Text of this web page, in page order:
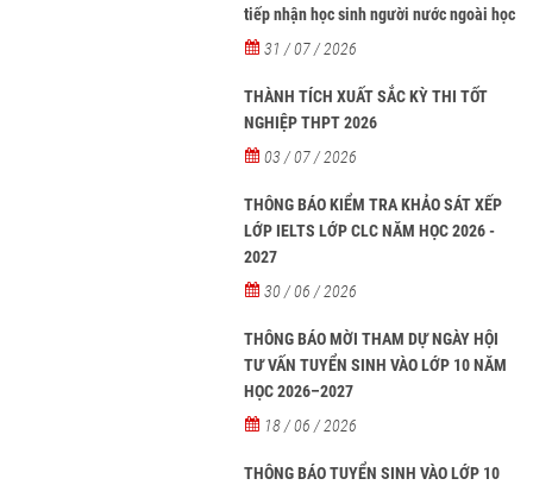
tiếp nhận học sinh người nước ngoài học
tại các trường từ năm học 2026-2027
31 / 07 / 2026
THÀNH TÍCH XUẤT SẮC KỲ THI TỐT
NGHIỆP THPT 2026
03 / 07 / 2026
THÔNG BÁO KIỂM TRA KHẢO SÁT XẾP
LỚP IELTS LỚP CLC NĂM HỌC 2026 -
2027
30 / 06 / 2026
THÔNG BÁO MỜI THAM DỰ NGÀY HỘI
TƯ VẤN TUYỂN SINH VÀO LỚP 10 NĂM
HỌC 2026–2027
18 / 06 / 2026
THÔNG BÁO TUYỂN SINH VÀO LỚP 10